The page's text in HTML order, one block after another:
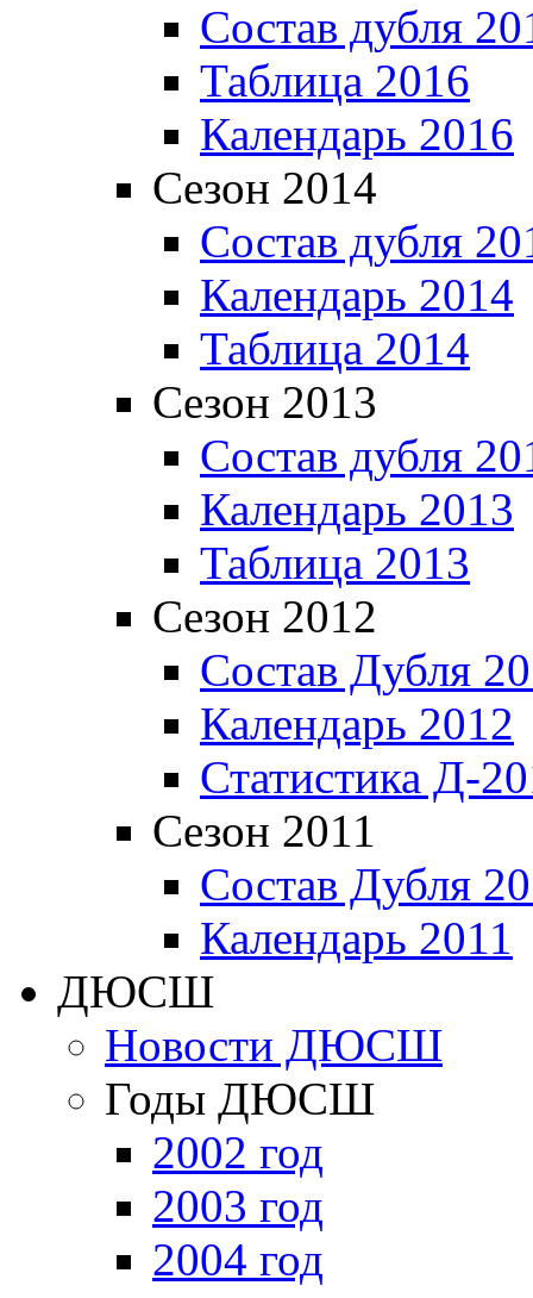
Состав дубля
Таблица 2016
Календарь 2016
Сезон 2014
Состав дубля
Календарь 2014
Таблица 2014
Сезон 2013
Состав дубля
Календарь 2013
Таблица 2013
Сезон 2012
Состав Дубля
Календарь 2012
Статистика Д-
Сезон 2011
Состав Дубля
Календарь 2011
ДЮСШ
Новости ДЮСШ
Годы ДЮСШ
2002 год
2003 год
2004 год